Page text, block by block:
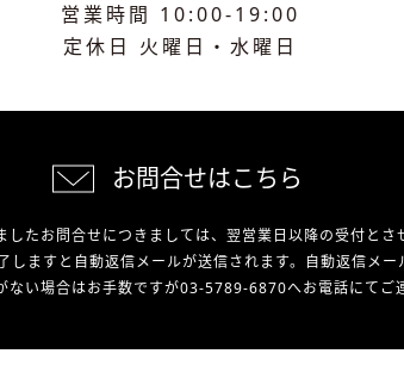
営業時間 10:00-19:00
定休日 火曜日・水曜日
お問合せはこちら
たお問合せにつきましては、翌営業日以降の受付とさ
ますと自動返信メールが送信されます。自動返信メー
ない場合はお手数ですが03-5789-6870へお電話にてご